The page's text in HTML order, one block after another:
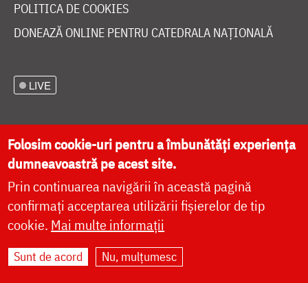
POLITICA DE COOKIES
DONEAZĂ ONLINE PENTRU CATEDRALA NAȚIONALĂ
LIVE
Site dezvoltat deDOXOLOGIA MEDIA,
Arhiepiscopia Iașilor | ©
Folosim cookie-uri pentru a îmbunătăți experiența
dumneavoastră pe acest site.
Prin continuarea navigării în această pagină
confirmați acceptarea utilizării fișierelor de tip
cookie. Mai multe informații
Sunt de acord Nu, mulțumesc